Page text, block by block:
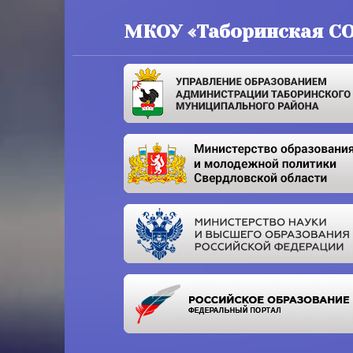
МКОУ «Таборинская